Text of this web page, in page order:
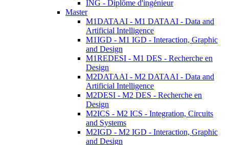
ING - Diplôme d'ingénieur
Master
M1DATAAI - M1 DATAAI - Data and
Artificial Intelligence
M1IGD - M1 IGD - Interaction, Graphic
and Design
M1REDESI - M1 DES - Recherche en
Design
M2DATAAI - M2 DATAAI - Data and
Artificial Intelligence
M2DESI - M2 DES - Recherche en
Design
M2ICS - M2 ICS - Integration, Circuits
and Systems
M2IGD - M2 IGD - Interaction, Graphic
and Design